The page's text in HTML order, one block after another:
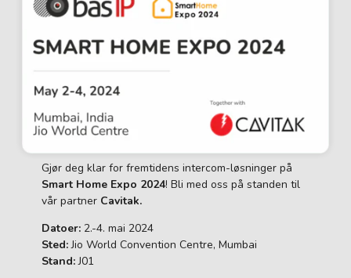
Gjør deg klar for fremtidens intercom-løsninger på
Smart Home Expo 2024! Bli med oss på standen til
vår partner Cavitak.
Datoer:2.-4. mai 2024
Sted:Jio World Convention Centre, Mumbai
Stand:J01